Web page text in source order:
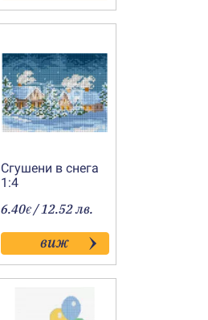
Сгушени в снега
1:4
6.40€/ 12.52 лв.
виж